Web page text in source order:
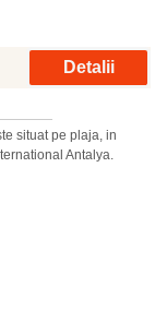
Detalii
situat pe plaja, in
Antalya.